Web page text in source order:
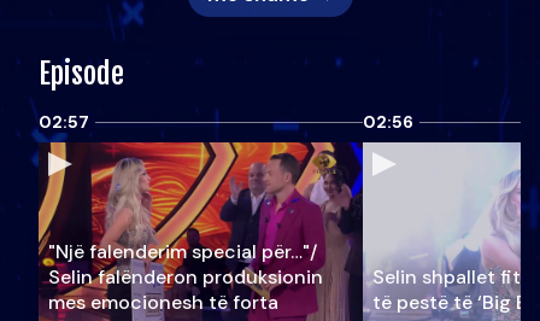
Episode
02:57
"Një falenderim special për…"/
Selin falënderon produksionin
mes emocionesh të forta
02:56
Selin shpallet
të pestë të ‘Big